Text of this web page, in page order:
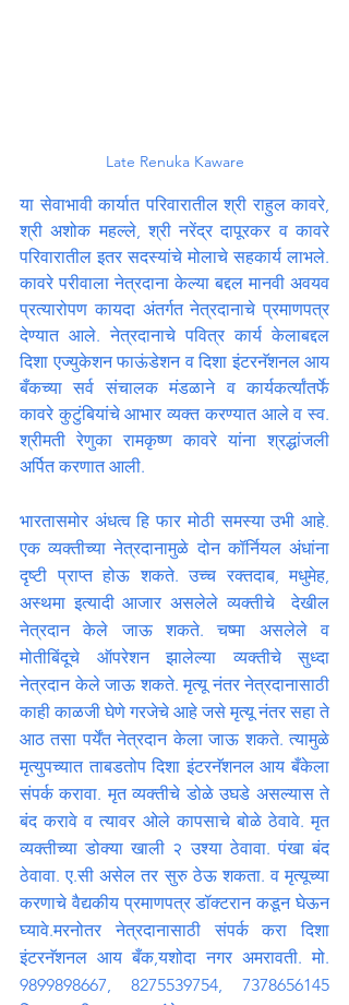
Late Renuka Kaware
या सेवाभावी कार्यात परिवारातील श्री राहुल कावरे,
श्री अशोक महल्ले, श्री नरेंद्र दापूरकर व कावरे
परिवारातील इतर सदस्यांचे मोलाचे सहकार्य लाभले.
कावरे परीवाला नेत्रदाना केल्या बद्दल मानवी अवयव
प्रत्यारोपण कायदा अंतर्गत नेत्रदानाचे प्रमाणपत्र
देण्यात आले. नेत्रदानाचे पवित्र कार्य केलाबद्दल
दिशा एज्युकेशन फाऊंडेशन व दिशा इंटरनॅशनल आय
बँकच्या सर्व संचालक मंडळाने व कार्यकर्त्यांतर्फे
कावरे कुटुंबियांचे आभार व्यक्त करण्यात आले व स्व.
श्रीमती रेणुका रामकृष्ण कावरे यांना श्रद्धांजली
अर्पित करणात आली.
भारतासमोर अंधत्व हि फार मोठी समस्या उभी आहे.
एक व्यक्तीच्या नेत्रदानामुळे दोन कॉर्नियल अंधांना
दृष्टी प्राप्त होऊ शकते. उच्च रक्तदाब, मधुमेह,
अस्थमा इत्यादी आजार असलेले व्यक्तीचे  देखील
नेत्रदान केले जाऊ शकते. चष्मा असलेले व
मोतीबिंदूचे ऑपरेशन झालेल्या व्यक्तीचे सुध्दा
नेत्रदान केले जाऊ शकते. मृत्यू नंतर नेत्रदानासाठी
काही काळजी घेणे गरजेचे आहे जसे मृत्यू नंतर सहा ते
आठ तसा पर्येंत नेत्रदान केला जाऊ शकते. त्यामुळे
मृत्युपच्यात ताबडतोप दिशा इंटरनॅशनल आय बँकेला
संपर्क करावा. मृत व्यक्तीचे डोळे उघडे असल्यास ते
बंद करावे व त्यावर ओले कापसाचे बोळे ठेवावे. मृत
व्यक्तीच्या डोक्या खाली २ उश्या ठेवावा. पंखा बंद
ठेवावा. ए.सी असेल तर सुरु ठेऊ शकता. व मृत्यूच्या
करणाचे वैद्यकीय प्रमाणपत्र डॉक्टरान कडून घेऊन
घ्यावे.मरनोतर नेत्रदानासाठी संपर्क करा दिशा
इंटरनॅशनल आय बँक,यशोदा नगर अमरावती. मो.
9899898667, 8275539754, 7378656145